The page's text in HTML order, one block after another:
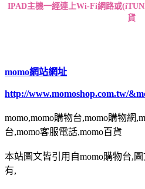
IPAD主機一經連上Wi-Fi網路或
貨
momo網站網址
http://www.momoshop.com.tw/
momo,momo購物台,momo購物網
台,momo客服電話,momo百貨
本站圖文皆引用自momo購物台,
有,